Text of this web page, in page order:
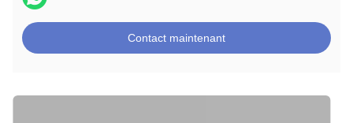
Contact maintenant